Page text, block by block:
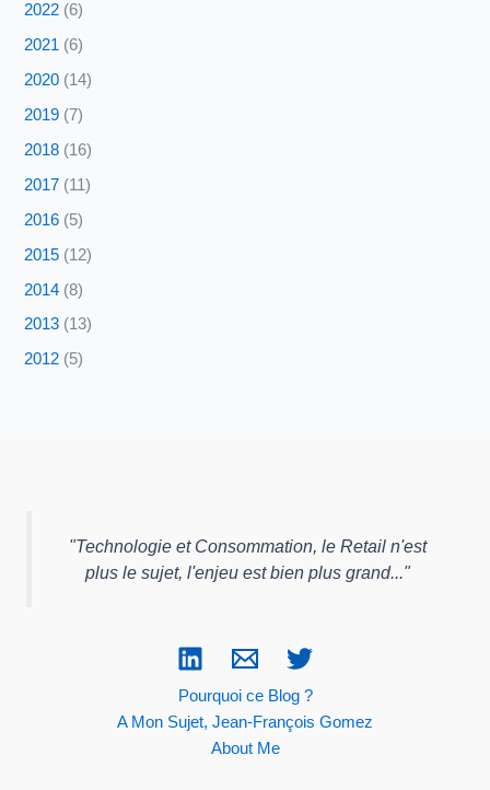
2022 (6)
2021 (6)
2020 (14)
2019 (7)
2018 (16)
2017 (11)
2016 (5)
2015 (12)
2014 (8)
2013 (13)
2012 (5)
"Technologie et Consommation, le Retail n'est
plus le sujet, l'enjeu est bien plus grand..."
Pourquoi ce Blog ?
A Mon Sujet, Jean-François Gomez
About Me